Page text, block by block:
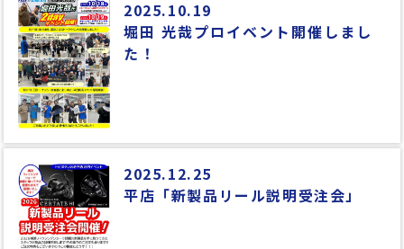
2025.10.19
堀田 光哉プロイベント開催しまし
た！
2025.12.25
平店「新製品リール説明受注会」